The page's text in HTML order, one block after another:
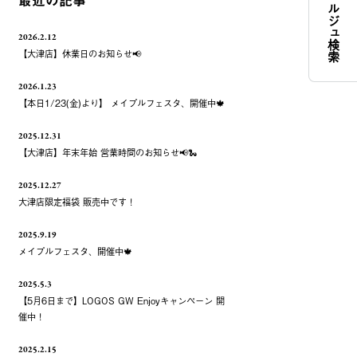
2026.2.12
【大津店】休業日のお知らせ📢
2026.1.23
【本日1/23(金)より】 メイプルフェスタ、開催中🍁
2025.12.31
【大津店】年末年始 営業時間のお知らせ📢🐍
2025.12.27
大津店限定福袋 販売中です！
2025.9.19
メイプルフェスタ、開催中🍁
2025.5.3
【5月6日まで】LOGOS GW Enjoyキャンペーン 開
催中！
2025.2.15